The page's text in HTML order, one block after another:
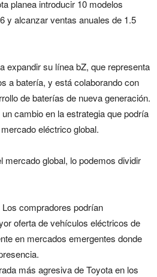
planea introducir 10 modelos
y alcanzar ventas anuales de 1.5
expandir su línea bZ, que representa
a batería, y está colaborando con
de baterías de nueva generación.
cambio en la estrategia que podría
eléctrico global.
mercado global, lo podemos dividir
compradores podrían
oferta de vehículos eléctricos de
en mercados emergentes donde
más agresiva de Toyota en los